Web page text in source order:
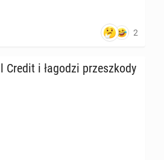
2
Credit i łagodzi prze­szko­dy